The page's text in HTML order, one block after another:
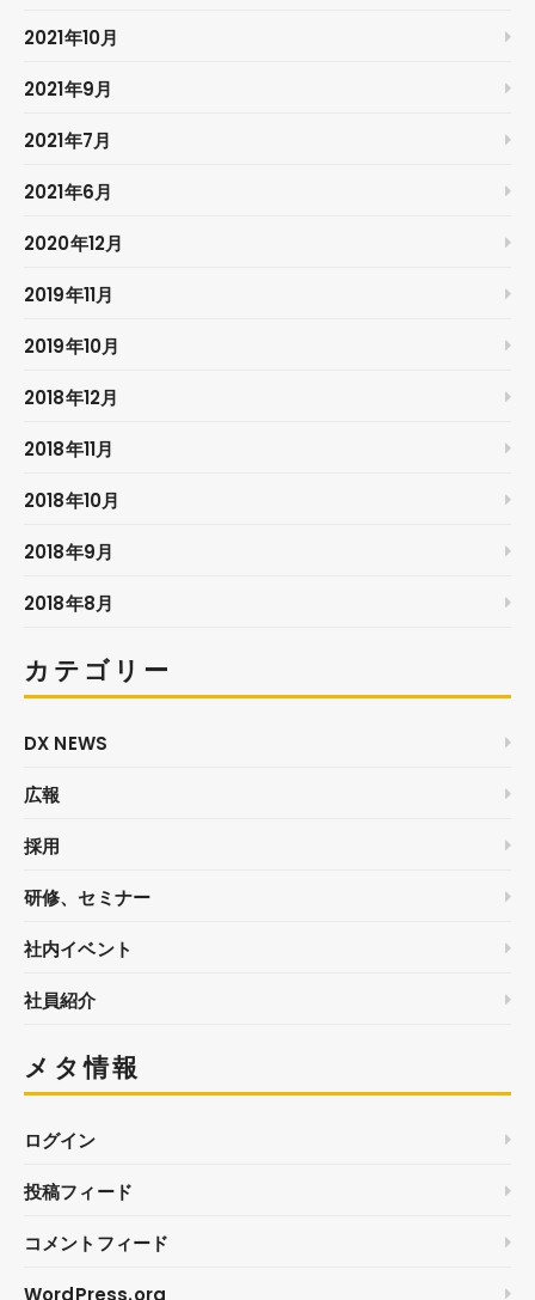
2021年10月
2021年9月
2021年7月
2021年6月
2020年12月
2019年11月
2019年10月
2018年12月
2018年11月
2018年10月
2018年9月
2018年8月
カテゴリー
DX NEWS
広報
採用
研修、セミナー
社内イベント
社員紹介
メタ情報
ログイン
投稿フィード
コメントフィード
WordPress.org